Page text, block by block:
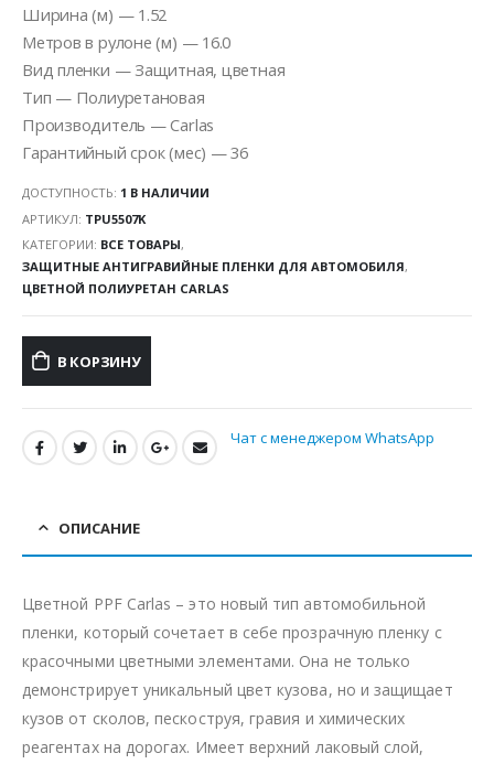
Ширина (м) — 1.52
Метров в рулоне (м) — 16.0
Вид пленки — Защитная, цветная
Тип — Полиуретановая
Производитель — Carlas
Гарантийный срок (мес) — 36
ДОСТУПНОСТЬ: 1 В НАЛИЧИИ
АРТИКУЛ: TPU5507K
КАТЕГОРИИ: ВСЕ ТОВАРЫ,
ЗАЩИТНЫЕ АНТИГРАВИЙНЫЕ ПЛЕНКИ ДЛЯ АВТОМОБИЛЯ,
ЦВЕТНОЙ ПОЛИУРЕТАН CARLAS
В КОРЗИНУ
Чат с менеджером WhatsApp
ОПИСАНИЕ
Цветной PPF Carlas – это новый тип автомобильной
пленки, который сочетает в себе прозрачную пленку с
красочными цветными элементами. Она не только
демонстрирует уникальный цвет кузова, но и защищает
кузов от сколов, пескоструя, гравия и химических
реагентах на дорогах. Имеет верхний лаковый слой,